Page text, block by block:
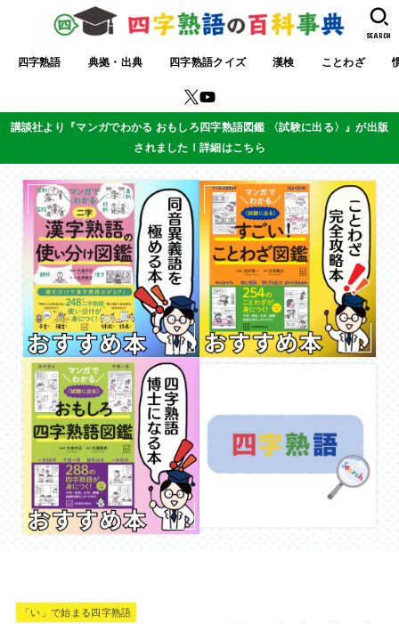
四字熟語 典拠・出典 四字熟語クイズ 漢検 ことわざ
SEARCH
講談社より『マンガでわかる おもしろ四字熟語図鑑 〈試験に出る〉』が出版
されました！詳細はこちら
「い」で始まる四字熟語